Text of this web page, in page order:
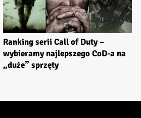
Ranking serii Call of Duty –
wybieramy najlepszego CoD-a na
„duże” sprzęty